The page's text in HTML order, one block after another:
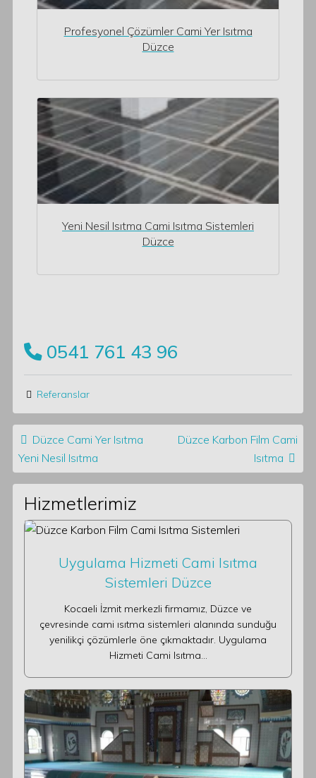
Profesyonel Çözümler Cami Yer Isıtma
Düzce
Yeni Nesil Isıtma Cami Isıtma Sistemleri
Düzce
0541 761 43 96
Referanslar
Post navigation
Düzce Cami Yer Isıtma
Yeni Nesil Isıtma
Düzce Karbon Film Cami
Isıtma
Hizmetlerimiz
Uygulama Hizmeti Cami Isıtma
Sistemleri Düzce
Kocaeli İzmit merkezli firmamız, Düzce ve
çevresinde cami ısıtma sistemleri alanında sunduğu
yenilikçi çözümlerle öne çıkmaktadır. Uygulama
Hizmeti Cami Isıtma…